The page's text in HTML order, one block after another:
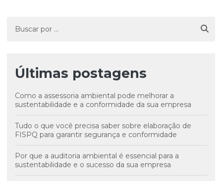
Últimas postagens
Como a assessoria ambiental pode melhorar a
sustentabilidade e a conformidade da sua empresa
Tudo o que você precisa saber sobre elaboração de
FISPQ para garantir segurança e conformidade
Por que a auditoria ambiental é essencial para a
sustentabilidade e o sucesso da sua empresa